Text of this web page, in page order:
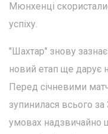
Мюнхенці
успіху.
"Шахтар" знову
новий етап ще дарує
Перед січневими
зупинилася всього
умовах надзвичайно